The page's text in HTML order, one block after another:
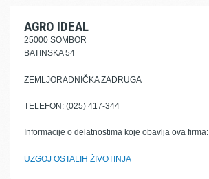
AGRO IDEAL
25000 SOMBOR
BATINSKA 54
ZEMLJORADNIČKA ZADRUGA
TELEFON: (025) 417-344
Informacije o delatnostima koje obavlja ova firma:
UZGOJ OSTALIH ŽIVOTINJA